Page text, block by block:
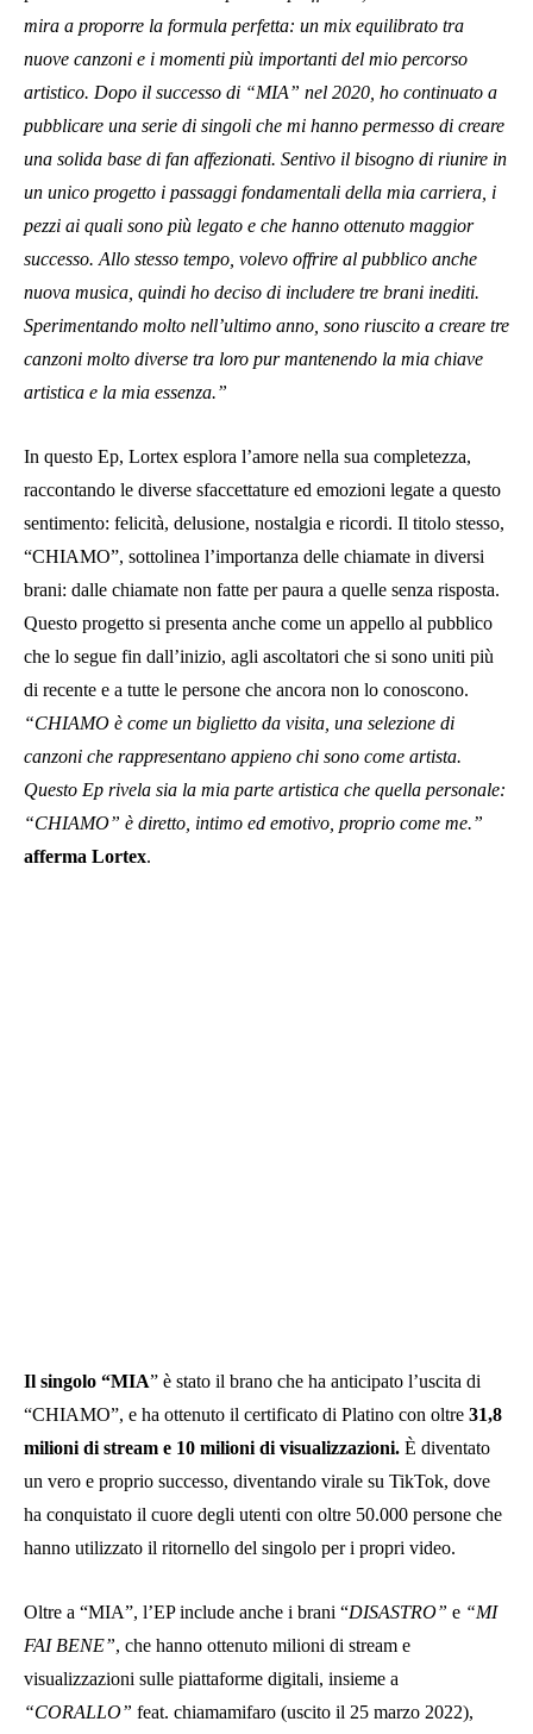
mira a proporre la formula perfetta: un mix equilibrato tra
nuove canzoni e i momenti più importanti del mio percorso
artistico. Dopo il successo di “MIA” nel 2020, ho continuato a
pubblicare una serie di singoli che mi hanno permesso di creare
una solida base di fan affezionati. Sentivo il bisogno di riunire in
un unico progetto i passaggi fondamentali della mia carriera, i
pezzi ai quali sono più legato e che hanno ottenuto maggior
successo. Allo stesso tempo, volevo offrire al pubblico anche
nuova musica, quindi ho deciso di includere tre brani inediti.
Sperimentando molto nell’ultimo anno, sono riuscito a creare tre
canzoni molto diverse tra loro pur mantenendo la mia chiave
artistica e la mia essenza.”
In questo Ep, Lortex esplora l’amore nella sua completezza,
raccontando le diverse sfaccettature ed emozioni legate a questo
sentimento: felicità, delusione, nostalgia e ricordi. Il titolo stesso,
“CHIAMO”, sottolinea l’importanza delle chiamate in diversi
brani: dalle chiamate non fatte per paura a quelle senza risposta.
Questo progetto si presenta anche come un appello al pubblico
che lo segue fin dall’inizio, agli ascoltatori che si sono uniti più
di recente e a tutte le persone che ancora non lo conoscono.
“CHIAMO è come un biglietto da visita, una selezione di
canzoni che rappresentano appieno chi sono come artista.
Questo Ep rivela sia la mia parte artistica che quella personale:
“CHIAMO” è diretto, intimo ed emotivo, proprio come me.”
afferma Lortex.
Il singolo “MIA” è stato il brano che ha anticipato l’uscita di
“CHIAMO”, e ha ottenuto il certificato di Platino con oltre 31,8
milioni di stream e 10 milioni di visualizzazioni. È diventato
un vero e proprio successo, diventando virale su TikTok, dove
ha conquistato il cuore degli utenti con oltre 50.000 persone che
hanno utilizzato il ritornello del singolo per i propri video.
Oltre a “MIA”, l’EP include anche i brani “DISASTRO” e “MI
FAI BENE”, che hanno ottenuto milioni di stream e
visualizzazioni sulle piattaforme digitali, insieme a
“CORALLO” feat. chiamamifaro (uscito il 25 marzo 2022),